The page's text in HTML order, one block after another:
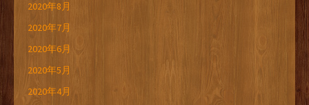
2020年8月
2020年7月
2020年6月
2020年5月
2020年4月